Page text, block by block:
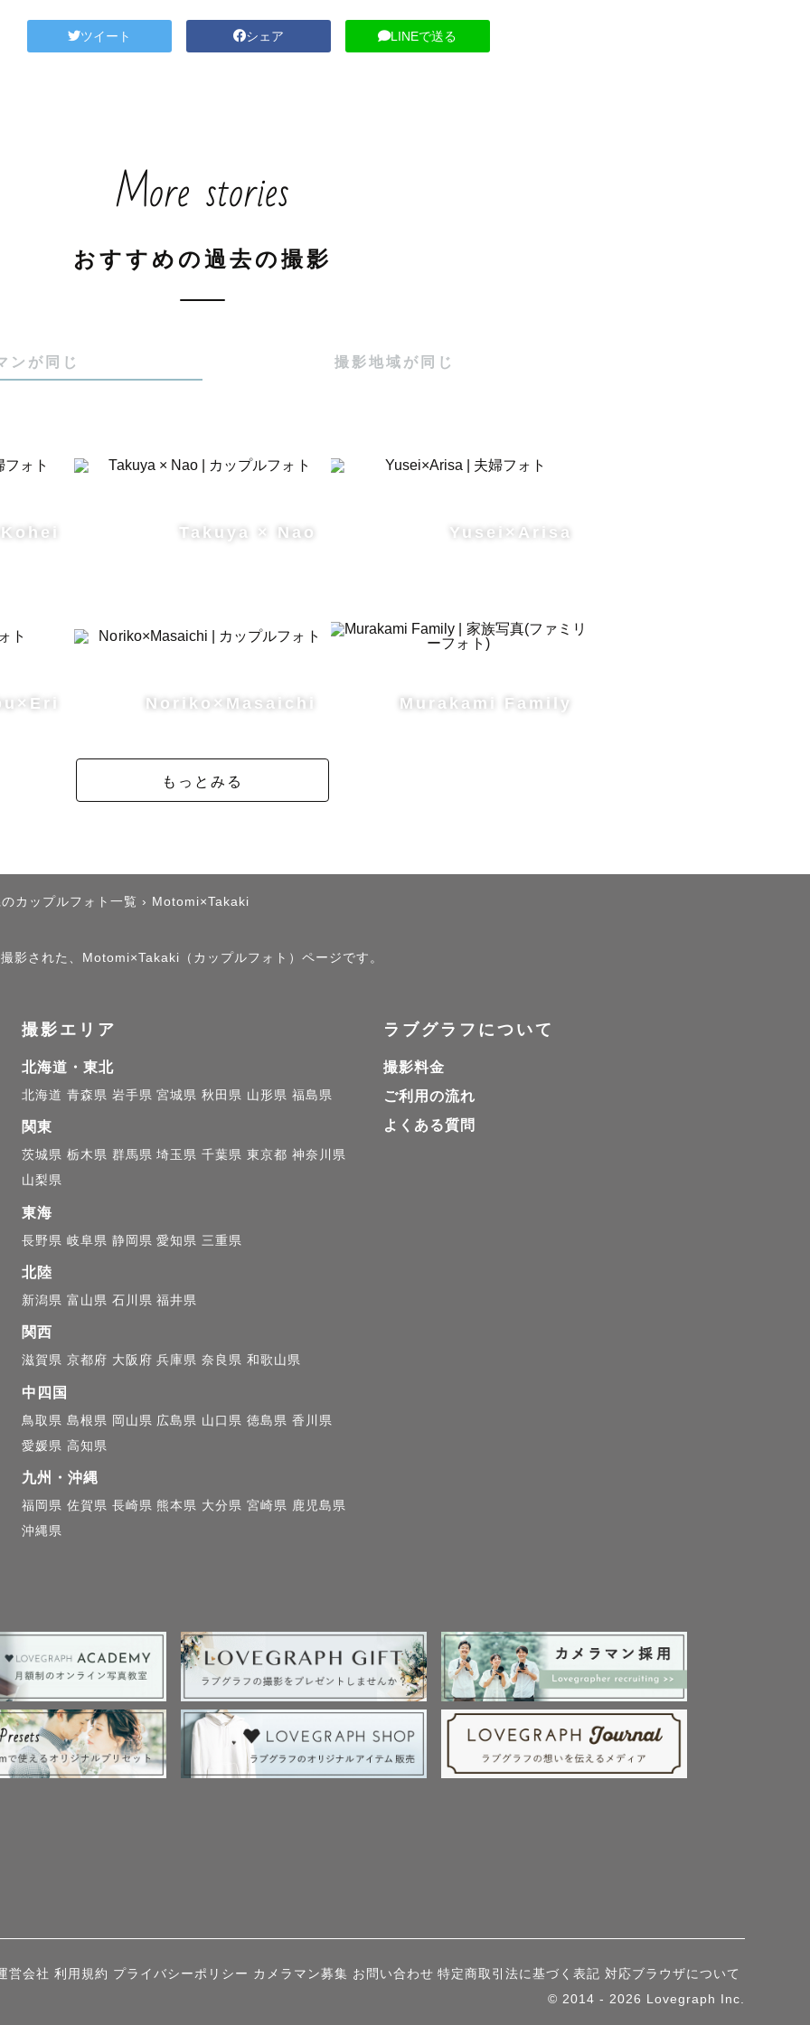
ツイート シェア LINEで送る
More stories
おすすめの過去の撮影
ンが同じ 撮影地域が同じ
Takuya × Nao Yusei×Arisa
Noriko×Masaichi Murakami Family
もっとみる
カップルフォト一覧 › Motomi×Takaki
影された、Motomi×Takaki（カップルフォト）ページです。
撮影エリア
北海道・東北
北海道 青森県 岩手県 宮城県 秋田県 山形県 福島県
関東
茨城県 栃木県 群馬県 埼玉県 千葉県 東京都 神奈川県
山梨県
東海
長野県 岐阜県 静岡県 愛知県 三重県
北陸
新潟県 富山県 石川県 福井県
関西
滋賀県 京都府 大阪府 兵庫県 奈良県 和歌山県
中四国
鳥取県 島根県 岡山県 広島県 山口県 徳島県 香川県
愛媛県 高知県
九州・沖縄
福岡県 佐賀県 長崎県 熊本県 大分県 宮崎県 鹿児島県
沖縄県
ラブグラフについて
撮影料金
ご利用の流れ
よくある質問
営会社 利用規約 プライバシーポリシー カメラマン募集 お問い合わせ 特定商取引法に基づく表記 対応ブラウザについて
© 2014 - 2026 Lovegraph Inc.